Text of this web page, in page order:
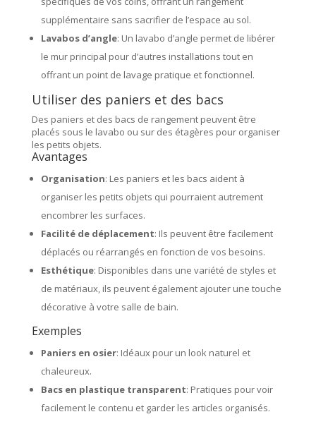
supplémentaire sans sacrifier de l’espace au sol.
Lavabos d’angle: Un lavabo d’angle permet de libérer
le mur principal pour d’autres installations tout en
offrant un point de lavage pratique et fonctionnel.
Utiliser des paniers et des bacs
Des paniers et des bacs de rangement peuvent être
placés sous le lavabo ou sur des étagères pour organiser
les petits objets.
Avantages
Organisation: Les paniers et les bacs aident à
organiser les petits objets qui pourraient autrement
encombrer les surfaces.
Facilité de déplacement: Ils peuvent être facilement
déplacés ou réarrangés en fonction de vos besoins.
Esthétique: Disponibles dans une variété de styles et
de matériaux, ils peuvent également ajouter une touche
décorative à votre salle de bain.
Exemples
Paniers en osier: Idéaux pour un look naturel et
chaleureux.
Bacs en plastique transparent: Pratiques pour voir
facilement le contenu et garder les articles organisés.